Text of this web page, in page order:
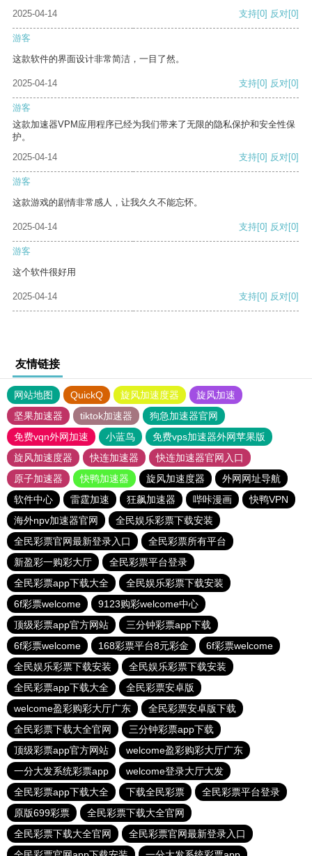
2025-04-14
支持[0] 反对[0]
游客
这款软件的界面设计非常简洁，一目了然。
2025-04-14 支持[0] 反对[0]
游客
这款加速器VPM应用程序已经为我们带来了无限的隐私保护和安全性保
护。
2025-04-14
支持[0] 反对[0]
游客
这款游戏的剧情非常感人，让我久久不能忘怀。
2025-04-14 支持[0] 反对[0]
游客
这个软件很好用
2025-04-14 支持[0] 反对[0]
友情链接
网站地图 QuickQ 旋风加速度器
旋风加速
坚果加速器
tiktok加速器
狗急加速器官网
免费vqn外网加速
小蓝鸟
免费vps加速器外网苹果版
旋风加速度器
快连加速器
快连加速器官网入口
原子加速器
快鸭加速器 旋风加速度器
外网网址导航
软件中心
雷霆加速 狂飙加速器 哔咔漫画
快鸭VPN
海外npv加速器官网
全民娱乐彩票下载安装
全民彩票官网最新登录入口
全民彩票所有平台
新盈彩一购彩大厅
全民彩票平台登录
全民彩票app下载大全
全民娱乐彩票下载安装
6f彩票welcome
9123购彩welcome中心
顶级彩票app官方网站
三分钟彩票app下载
6f彩票welcome
168彩票平台8元彩金
6f彩票welcome
全民娱乐彩票下载安装
全民娱乐彩票下载安装
全民彩票app下载大全
全民彩票安卓版
welcome盈彩购彩大厅广东
全民彩票安卓版下载
全民彩票下载大全官网
三分钟彩票app下载
顶级彩票app官方网站
welcome盈彩购彩大厅广东
一分大发系统彩票app
welcome登录大厅大发
全民彩票app下载大全
下载全民彩票
全民彩票平台登录
原版699彩票
全民彩票下载大全官网
全民彩票下载大全官网
全民彩票官网最新登录入口